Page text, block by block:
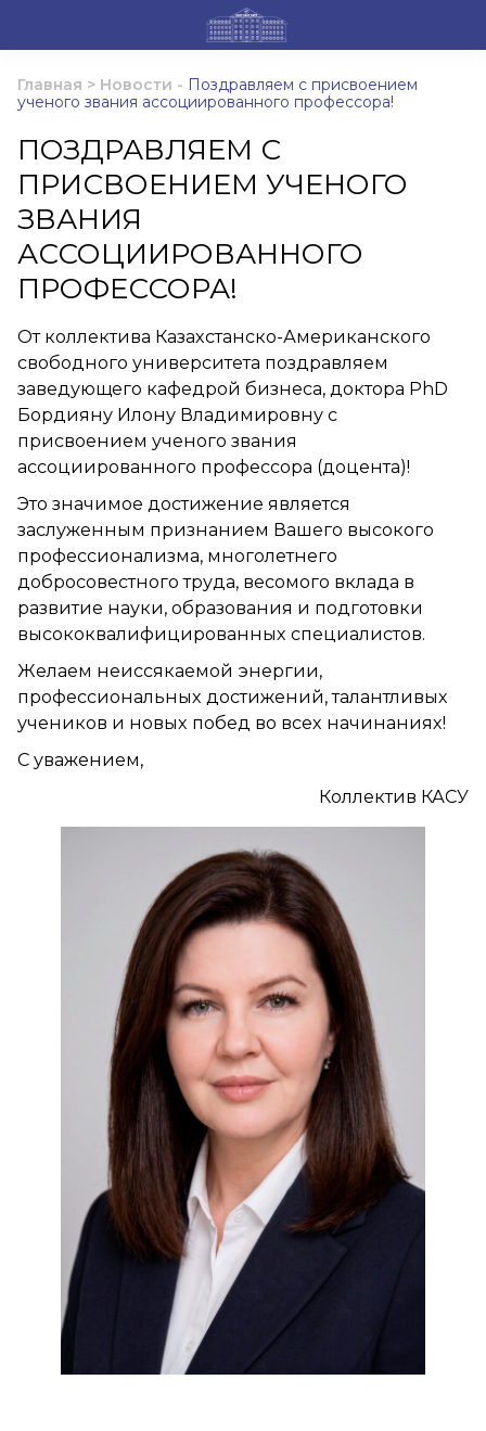
Главная > Новости - Поздравляем с присвоением
ученого звания ассоциированного профессора!
ПОЗДРАВЛЯЕМ С
ПРИСВОЕНИЕМ УЧЕНОГО
ЗВАНИЯ
АССОЦИИРОВАННОГО
ПРОФЕССОРА!
От коллектива Казахстанско-Американского
свободного университета поздравляем
заведующего кафедрой бизнеса, доктора PhD
Бордияну Илону Владимировну с
присвоением ученого звания
ассоциированного профессора (доцента)!
Это значимое достижение является
заслуженным признанием Вашего высокого
профессионализма, многолетнего
добросовестного труда, весомого вклада в
развитие науки, образования и подготовки
высококвалифицированных специалистов.
Желаем неиссякаемой энергии,
профессиональных достижений, талантливых
учеников и новых побед во всех начинаниях!
С уважением,
Коллектив КАСУ